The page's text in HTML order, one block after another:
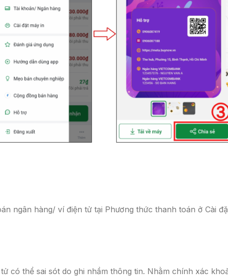
ngân hàng/ ví điện tử tại Phương thức thanh toán ở Cài
có thể sai sót do ghi nhầm thông tin. Nhằm chính xác